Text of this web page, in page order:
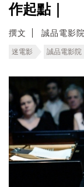
作起點｜
撰文 誠品電影院
迷電影 誠品電影院